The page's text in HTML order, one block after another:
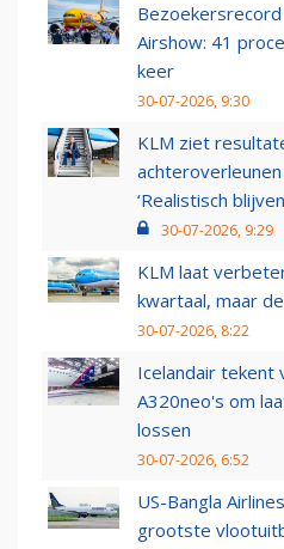
Airshow: 41
keer
30-07-2026, 9:30
KLM ziet
‘Realistisch
30-07-2026, 9:29
KLM laat
kwartaal, maar
30-07-2026, 8:22
Icelandair tekent
A320neo's om
lossen
30-07-2026, 6:52
US-Bangla
grootste